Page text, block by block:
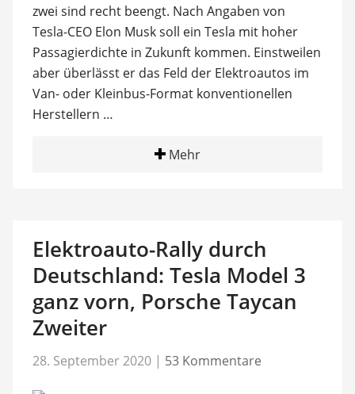
zwei sind recht beengt. Nach Angaben von
Tesla-CEO Elon Musk soll ein Tesla mit hoher
Passagierdichte in Zukunft kommen. Einstweilen
aber überlässt er das Feld der Elektroautos im
Van- oder Kleinbus-Format konventionellen
Herstellern …
Mehr
Elektroauto-Rally durch
Deutschland: Tesla Model 3
ganz vorn, Porsche Taycan
Zweiter
28. September 2020 | 53 Kommentare